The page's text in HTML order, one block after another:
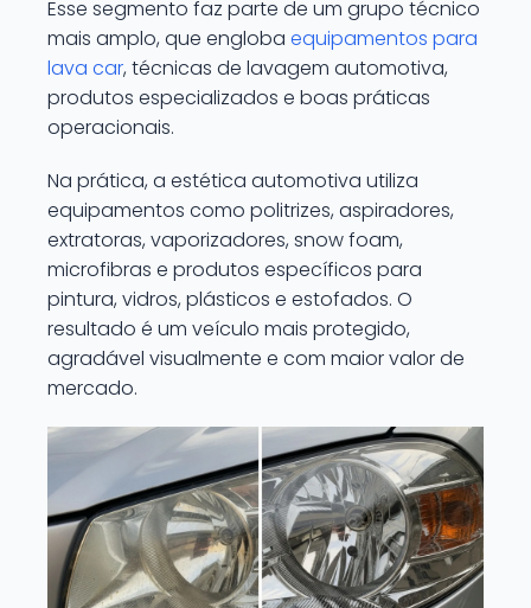
Esse segmento faz parte de um grupo técnico
mais amplo, que engloba equipamentos para
lava car, técnicas de lavagem automotiva,
produtos especializados e boas práticas
operacionais.
Na prática, a estética automotiva utiliza
equipamentos como politrizes, aspiradores,
extratoras, vaporizadores, snow foam,
microfibras e produtos específicos para
pintura, vidros, plásticos e estofados. O
resultado é um veículo mais protegido,
agradável visualmente e com maior valor de
mercado.